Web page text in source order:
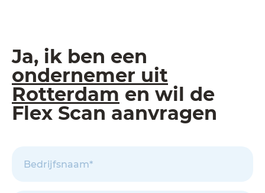
Ja, ik ben een
ondernemer uit
Rotterdam en wil de
Flex Scan aanvragen